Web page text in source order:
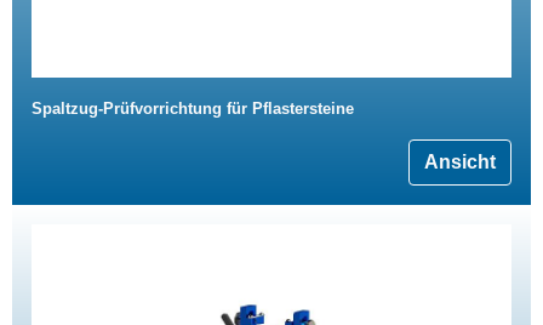
Spaltzug-Prüfvorrichtung für Pflastersteine
Ansicht